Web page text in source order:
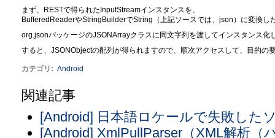
まず、RESTで得られたInputStreamインスタンスを、
BufferedReaderやStringBuilderでString（上記ソースでは、json）に変換し
org.jsonパッケージのJSONArrayクラスに同文字列を渡してインスタンス化
すると、JSONObjectの配列が得られますので、順次アクセスして、目的の
カテゴリ : Android
関連記事
[Android] 日本語ロケールで失敗した
[Android] XmlPullParser（XML解析（